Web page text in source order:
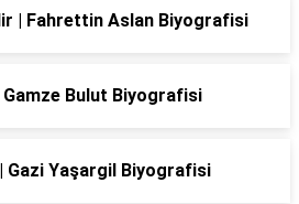
| Fahrettin Aslan Biyografisi
Bulut Biyografisi
Gazi Yaşargil Biyografisi